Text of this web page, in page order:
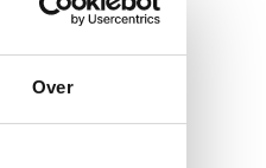
Over